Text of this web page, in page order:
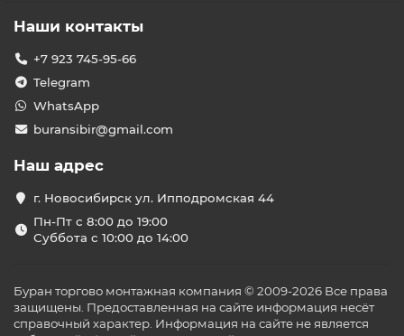
Наши контакты
+7 923 745-95-66
Telegram
WhatsApp
buransibir@gmail.com
Наш адрес
г. Новосибирск ул. Ипподромская 44
Пн-Пт с 8:00 до 19:00
Суббота с 10:00 до 14:00
Буран торгово монтажная компания © 2009-2026 Все права
защищены. Предоставленная на сайте информация несёт
справочный характер. Информация на сайте не является